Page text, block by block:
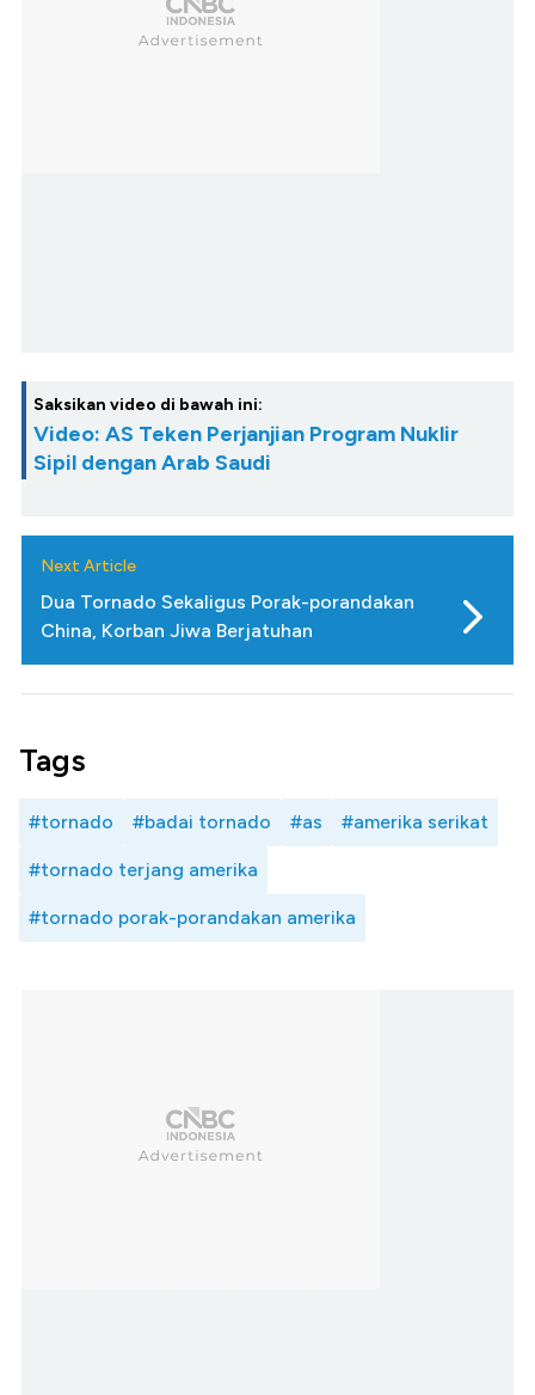
Saksikan video di bawah ini:
Video: AS Teken Perjanjian Program Nuklir
Sipil dengan Arab Saudi
Next Article
Dua Tornado Sekaligus Porak-porandakan
China, Korban Jiwa Berjatuhan
Tags
#tornado #badai tornado #as #amerika serikat
#tornado terjang amerika
#tornado porak-porandakan amerika